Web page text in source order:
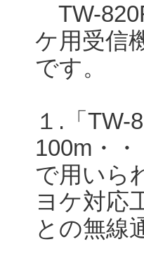
TW-
ケ用受信
です。
１.「TW-
100m・
で用いら
ヨケ対応
との無線